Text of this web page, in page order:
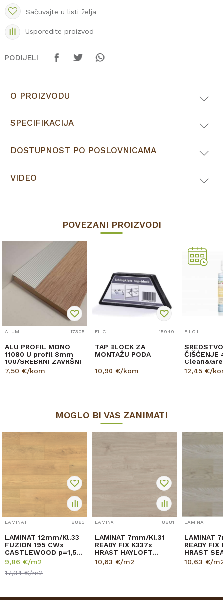
Sačuvajte u listi želja
Usporedite proizvod
PODIJELI
O PROIZVODU
SPECIFIKACIJA
DOSTUPNOST PO POSLOVNICAMA
VIDEO
POVEZANI PROIZVODI
K231/5953... 17305
ALU PROFIL MONO
11080 U profil 8mm
100/SREBRNI ZAVRŠNI
7,50 €/kom
15949
TAP BLOCK ZA
MONTAŽU PODA
10,90 €/kom
ČIŠĆENJE
LAMINAT
12,45 €/
MOGLO BI VAS ZANIMATI
LAMINAT 8863
LAMINAT 12mm/Kl.33
FUZION 195 CWx
CASTLEWOOD p=1,51
m2
9,86 €/m2
17,94€/m2
LAMINAT 8881
LAMINAT 7mm/Kl.31
READY FIX K337x
HRAST HAYLOFT
p=2,4672 m2
10,63 €/m2
LAMINAT
LAMINAT 7mm/Kl.31
READY
HRAST
p=2,4672
10,63 €/